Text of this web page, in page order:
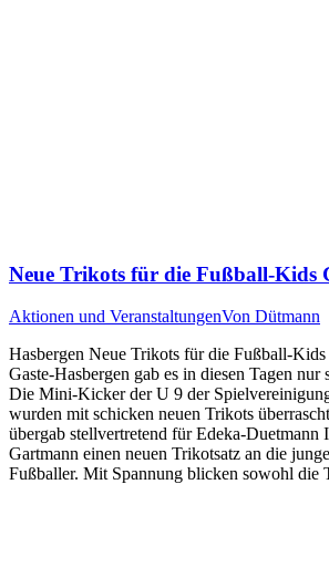
Neue Trikots für die Fußball-Kids
Aktionen und VeranstaltungenVon Dütmann
Hasbergen Neue Trikots für die Fußball-Kids
Gaste-Hasbergen gab es in diesen Tagen nur
Die Mini-Kicker der U 9 der
wurden mit schicken neuen Trikots
übergab stellvertretend für Edeka-Duetmann
Gartmann einen neuen Trikotsatz an die
Fußballer. Mit Spannung blicken sowohl die